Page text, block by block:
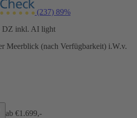
(237) 89%
DZ inkl. AI light
Meerblick (nach Verfügbarkeit) i.W.v.
ab €1.699,-